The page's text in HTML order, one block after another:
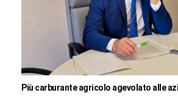
Più carburante agricolo agevolato alle